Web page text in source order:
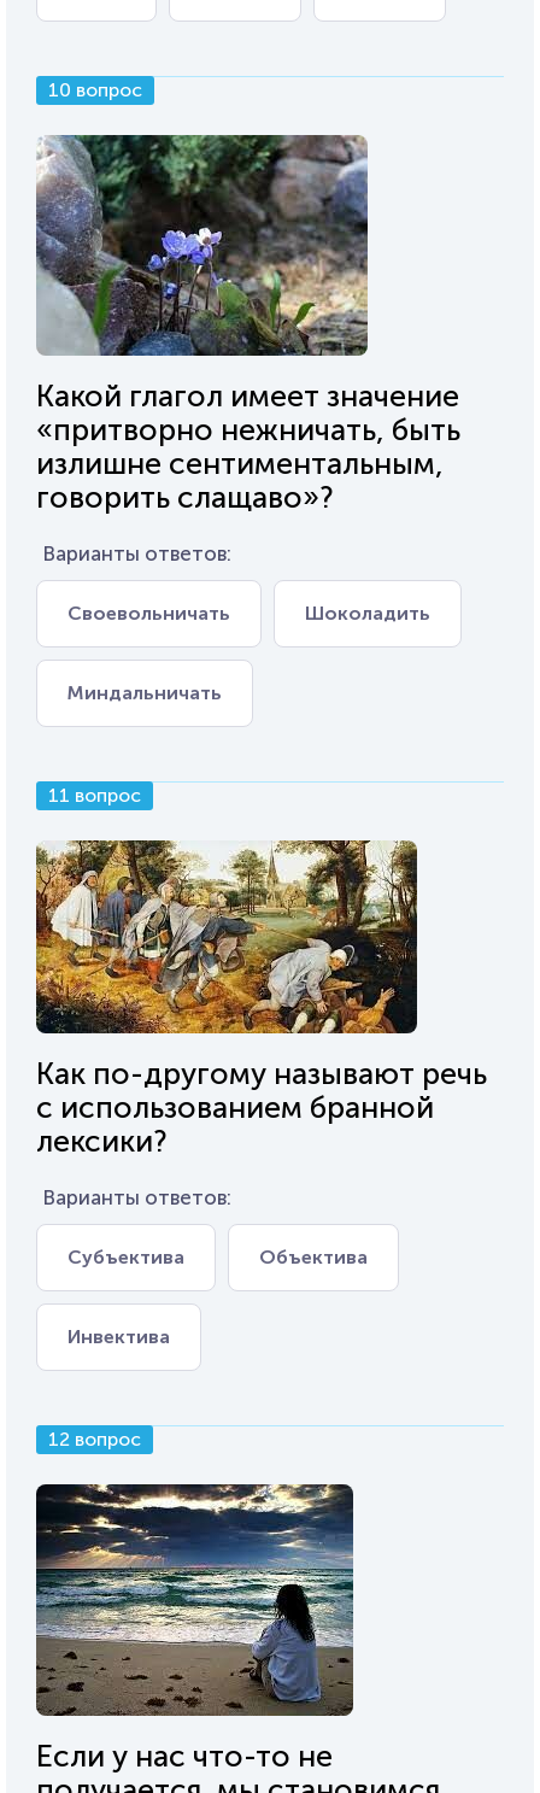
10 вопрос
Какой глагол имеет значение
«притворно нежничать, быть
излишне сентиментальным,
говорить слащаво»?
Варианты ответов:
Своевольничать Шоколадить
Миндальничать
11 вопрос
Как по-другому называют речь
с использованием бранной
лексики?
Варианты ответов:
Субъектива Объектива
Инвектива
12 вопрос
Если у нас что-то не